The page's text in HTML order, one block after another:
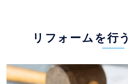
リフォームを行う